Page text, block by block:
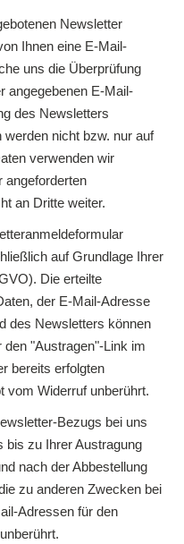
Newsletter
Ihnen eine E-Mail-
uns die Überprüfung
angegebenen E-Mail-
des Newsletters
nicht bzw. nur auf
verwenden wir
angeforderten
an Dritte weiter.
auf Grundlage Ihrer
Die erteilte
der E-Mail-Adresse
des Newsletters können
den "Austragen"-Link im
bereits erfolgten
vom Widerruf unberührt.
Bezugs bei uns
bis zu Ihrer Austragung
nach der Abbestellung
zu anderen Zwecken bei
Adressen für den